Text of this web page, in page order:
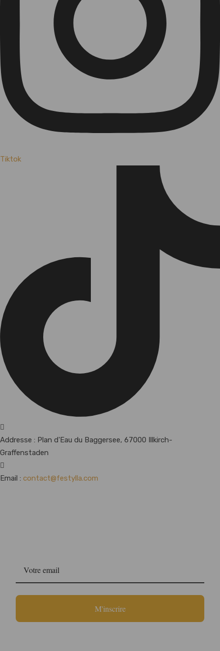
Tiktok
Addresse : Plan d'Eau du Baggersee, 67000 Illkirch-
Graffenstaden
Email : contact@festylla.com
M'inscrire